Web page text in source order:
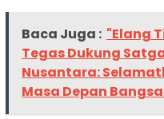
Baca Juga : "Elang
Tegas Dukung
Nusantara:
Masa Depan